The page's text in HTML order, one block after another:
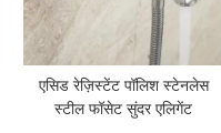
एसिड रेज़िस्टेंट पॉलिश स्टेनलेस
स्टील फॉसेट सुंदर एलिगेंट